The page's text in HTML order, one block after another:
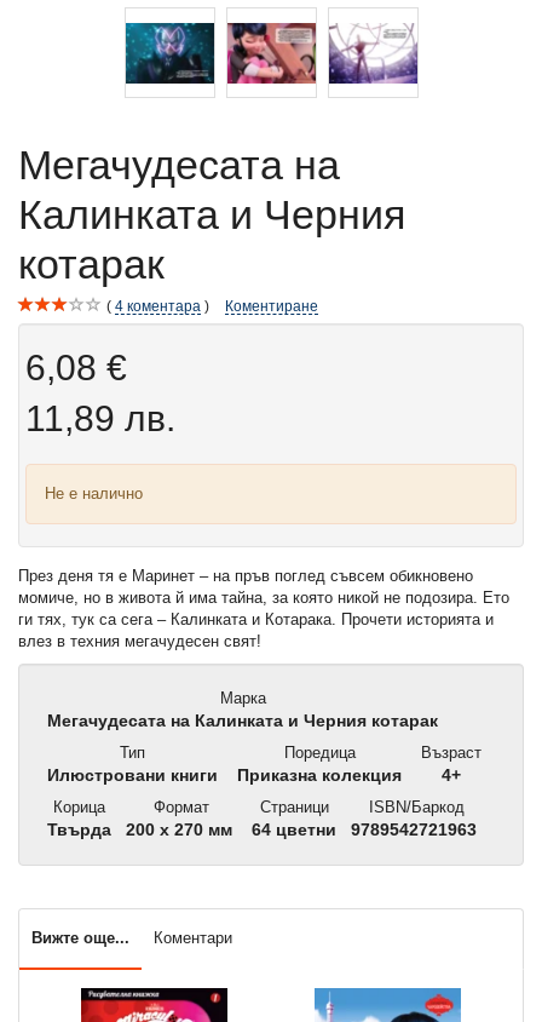
Мегачудесата на
Калинката и Черния
котарак
4 коментара Коментиране
6,08 €
11,89 лв.
Не е налично
През деня тя е Маринет – на пръв поглед съвсем обикновено
момиче, но в живота й има тайна, за която никой не подозира. Ето
ги тях, тук са сега – Калинката и Котарака. Прочети историята и
влез в техния мегачудесен свят!
Марка
Мегачудесата на Калинката и Черния котарак
Тип
Илюстровани книги
Поредица
Приказна колекция
Възраст
4+
Корица
Твърда
Формат
200 x 270 мм
Страници
64 цветни
ISBN/Баркод
9789542721963
Вижте още... Коментари